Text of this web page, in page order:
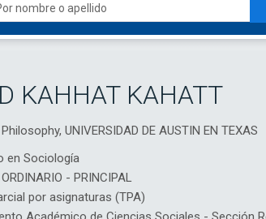
KAHHAT KAHATT
UNIVERSIDAD DE AUSTIN EN TEXAS
en Sociología
- PRINCIPAL
por asignaturas (TPA)